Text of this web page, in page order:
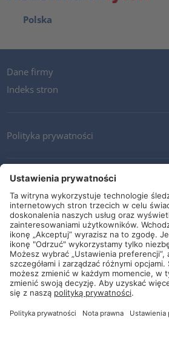
Polska
Dane firmy
Indeks stron
Polityka prywatności
Kontakt
Newsletter
Ogólne warunki i dostawy
Wytyczne i zobowiązania
Media społecznościowe